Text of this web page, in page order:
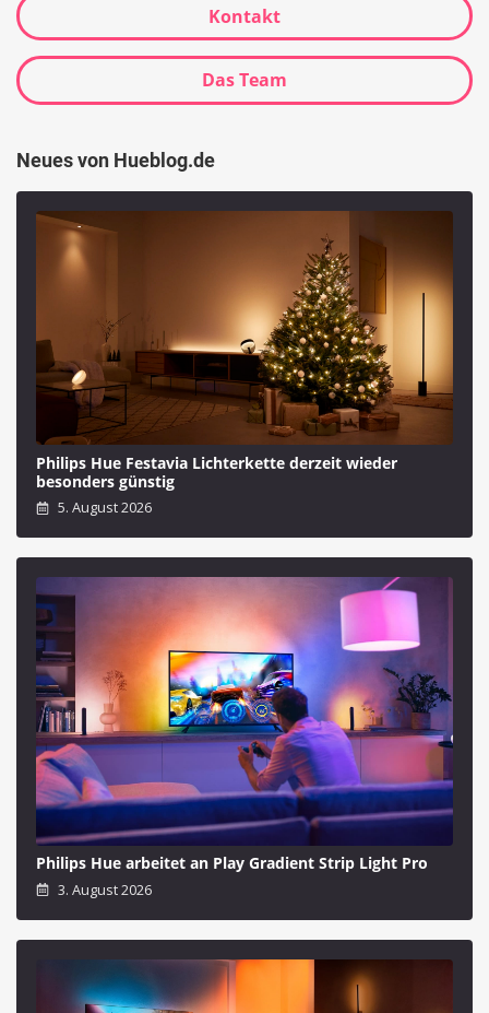
Kontakt
Das Team
Neues von Hueblog.de
Philips Hue Festavia Lichterkette derzeit wieder
besonders günstig
5. August 2026
Philips Hue arbeitet an Play Gradient Strip Light Pro
3. August 2026